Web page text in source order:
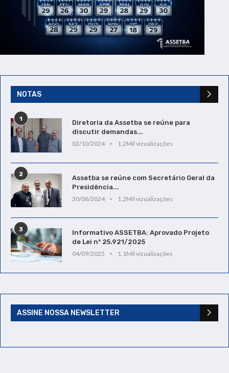
NOTAS
1
Diretoria da Assetba se reúne para
discutir demandas...
02/10/2024
1,2Mil vizualizações
2
Assetba se reúne com Secretário Geral da
Presidência...
30/08/2024
1,2Mil vizualizações
3
Informativo ASSETBA: Aprovado Projeto
de Lei nº 25.921/2025
04/09/2025
1,1Mil vizualizações
ASSINE NOSSA NEWSLETTER